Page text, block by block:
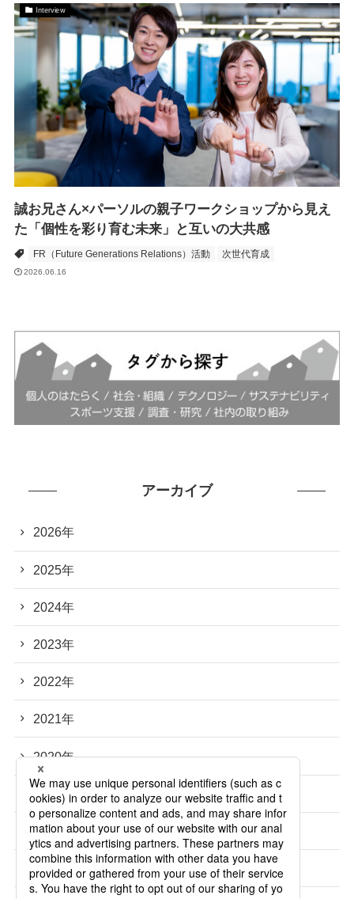
Interview
誠お兄さん×パーソルの親子ワークショップから見え
た「個性を彩り育む未来」と互いの大共感
FR（Future Generations Relations）活動 次世代育成
2026.06.16
アーカイブ
2026年
2025年
2024年
2023年
2022年
2021年
2020年
2019年
2018年
2017年